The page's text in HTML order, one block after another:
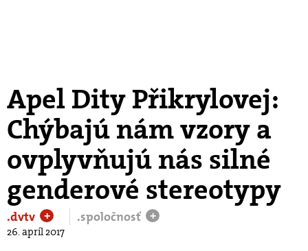
Apel Dity Přikrylovej:
Chýbajú nám vzory a
ovplyvňujú nás silné
genderové stereotypy
.dvtv + .spoločnosť +
26. apríl 2017